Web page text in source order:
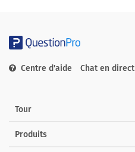
Centre d'aide Chat en direct
Tour
Produits